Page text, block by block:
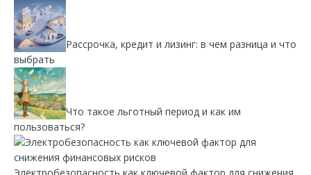
Рассрочка, кредит и лизинг: в чем разница и что
выбрать
Что такое льготный период и как им
пользоваться?